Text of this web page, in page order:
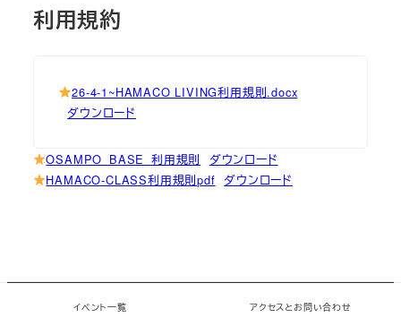
利用規約
26-4-1~HAMACO LIVING利用規則.docx
ダウンロード
OSAMPO_BASE_利用規則
ダウンロード
HAMACO-CLASS利用規則pdf ダウンロード
© 2026 chiMe Paper. All rights reserved.
イベント一覧 アクセスとお問い合わせ